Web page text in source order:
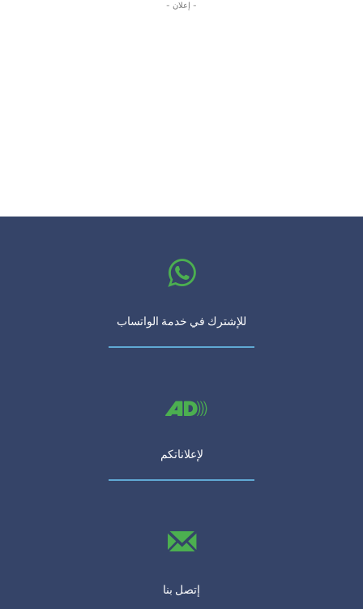
- إعلان -
للإشترك في خدمة الواتساب
لإعلاناتكم
إتصل بنا